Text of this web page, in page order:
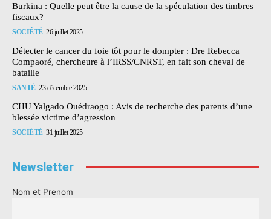
Burkina : Quelle peut être la cause de la spéculation des timbres
fiscaux?
SOCIÉTÉ 26 juillet 2025
Détecter le cancer du foie tôt pour le dompter : Dre Rebecca
Compaoré, chercheure à l’IRSS/CNRST, en fait son cheval de
bataille
SANTÉ 23 décembre 2025
CHU Yalgado Ouédraogo : Avis de recherche des parents d’une
blessée victime d’agression
SOCIÉTÉ 31 juillet 2025
Newsletter
Nom et Prenom